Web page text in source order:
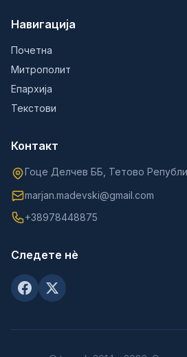
Навигација
Почетна
Митрополит
Епархија
Текстови
Контакт
Гоце Делчев ББ, Тетово
marjan.madevski@gmail.com
+38978448875
Следете нè